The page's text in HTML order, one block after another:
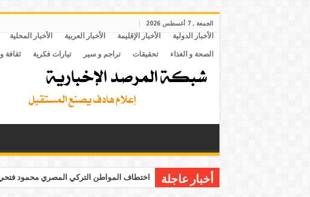
الجمعة , 7 أغسطس 2026
الأخبار الدولية الأخبار الإقليمة الأخبار العربية الأخبار المحلية
الصحة و الغذاء تحقيقات تراجم و سير تيارات فكرية ثقافة
أخبار عاجلة اختطاف المواطن التركي المصري محمود